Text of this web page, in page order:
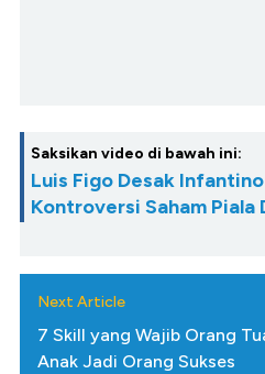
Saksikan video di bawah ini:
Luis Figo Desak
Kontroversi Saham Piala
Next Article
7 Skill yang Wajib Orang
Anak Jadi Orang Sukses